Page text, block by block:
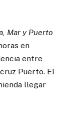
Mar y Puerto
en
entre
Puerto. El
llegar